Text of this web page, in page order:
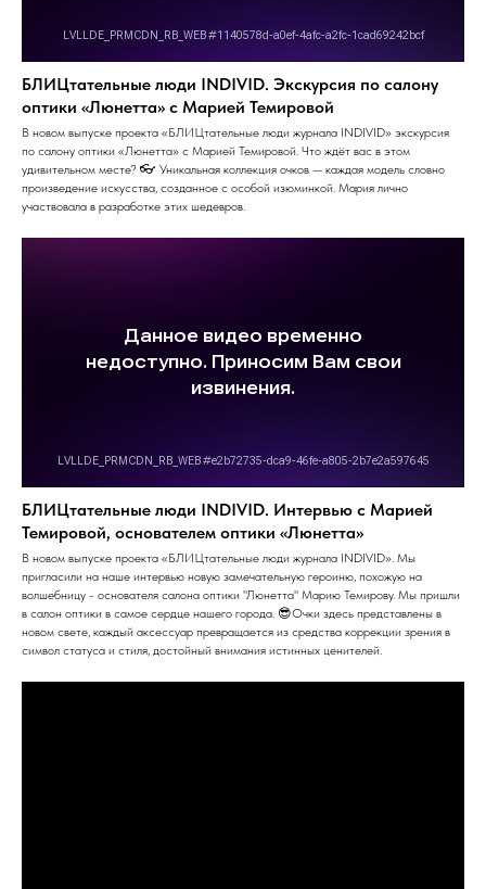
БЛИЦтательные люди INDIVID. Экскурсия по салону
оптики «Люнетта» с Марией Темировой
В новом выпуске проекта «БЛИЦтательные люди журнала INDIVID» экскурсия
по салону оптики «Люнетта» с Марией Темировой. Что ждёт вас в этом
удивительном месте? 👓 Уникальная коллекция очков — каждая модель словно
произведение искусства, созданное с особой изюминкой. Мария лично
участвовала в разработке этих шедевров.
БЛИЦтательные люди INDIVID. Интервью с Марией
Темировой, основателем оптики «Люнетта»
В новом выпуске проекта «БЛИЦтательные люди журнала INDIVID». Мы
пригласили на наше интервью новую замечательную героиню, похожую на
волшебницу - основателя салона оптики "Люнетта" Марию Темирову. Мы пришли
в салон оптики в самое сердце нашего города. 😎Очки здесь представлены в
новом свете, каждый аксессуар превращается из средства коррекции зрения в
символ статуса и стиля, достойный внимания истинных ценителей.